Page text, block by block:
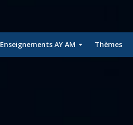
Enseignements AY AM Thèmes